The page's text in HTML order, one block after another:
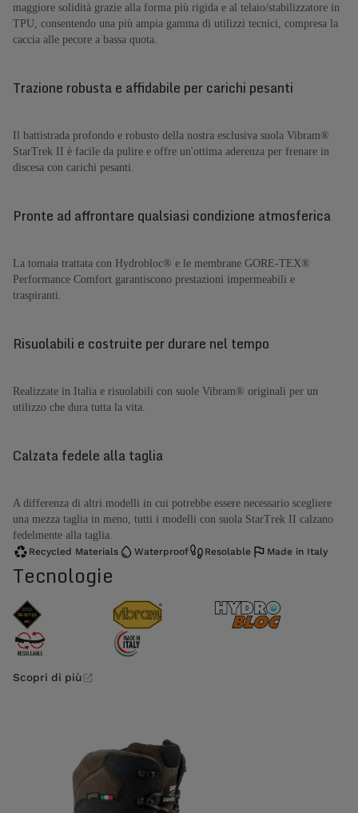
maggiore solidità grazie alla forma più rigida e al telaio/stabilizzatore in
TPU, consentendo una più ampia gamma di utilizzi tecnici, compresa la
caccia alle pecore a bassa quota.
Trazione robusta e affidabile per carichi pesanti
Il battistrada profondo e robusto della nostra esclusiva suola Vibram®
StarTrek II è facile da pulire e offre un'ottima aderenza per frenare in
discesa con carichi pesanti.
Pronte ad affrontare qualsiasi condizione atmosferica
La tomaia trattata con Hydrobloc® e le membrane GORE-TEX®
Performance Comfort garantiscono prestazioni impermeabili e
traspiranti.
Risuolabili e costruite per durare nel tempo
Realizzate in Italia e risuolabili con suole Vibram® originali per un
utilizzo che dura tutta la vita.
Calzata fedele alla taglia
A differenza di altri modelli in cui potrebbe essere necessario scegliere
una mezza taglia in meno, tutti i modelli con suola StarTrek II calzano
fedelmente alla taglia.
Recycled Materials Waterproof Resolable Made in Italy
Tecnologie
Scopri di più